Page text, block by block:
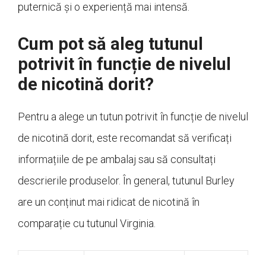
puternică și o experiență mai intensă.
Cum pot să aleg tutunul
potrivit în funcție de nivelul
de nicotină dorit?
Pentru a alege un tutun potrivit în funcție de nivelul
de nicotină dorit, este recomandat să verificați
informațiile de pe ambalaj sau să consultați
descrierile produselor. În general, tutunul Burley
are un conținut mai ridicat de nicotină în
comparație cu tutunul Virginia.